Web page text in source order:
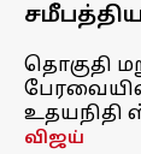
தொகுதி
உதயநிதி
விஜய்